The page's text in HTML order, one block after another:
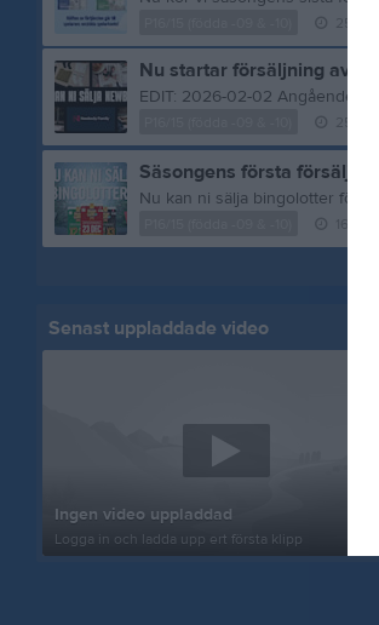
Nu startar försäljning av
Säsongens första
Senast uppladdade video
Ingen video uppladdad
Logga in och ladda upp ert första klipp